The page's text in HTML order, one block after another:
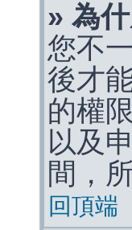
» 為
您不
後才
的權
以及
間，
回頂端